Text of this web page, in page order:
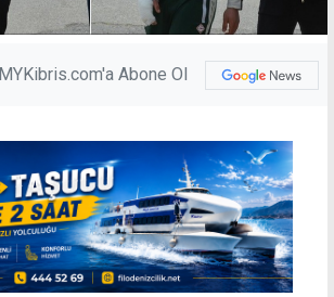
MYKibris.com'a Abone Ol